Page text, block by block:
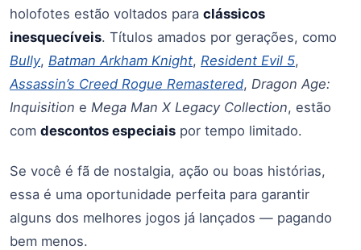
holofotes estão voltados para clássicos
inesquecíveis. Títulos amados por gerações, como
Bully, Batman Arkham Knight, Resident Evil 5,
Assassin’s Creed Rogue Remastered, Dragon Age:
Inquisition e Mega Man X Legacy Collection, estão
com descontos especiais por tempo limitado.
Se você é fã de nostalgia, ação ou boas histórias,
essa é uma oportunidade perfeita para garantir
alguns dos melhores jogos já lançados — pagando
bem menos.